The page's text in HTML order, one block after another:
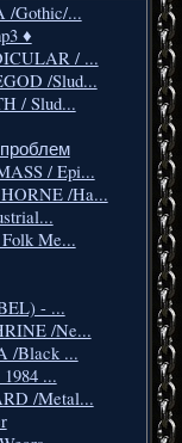
/Gothic/...
♦️
/ ...
/Slud...
/ Slud...
/ Epi...
/Ha...
Me...
- ...
/Ne...
/Black ...
...
/Metal...